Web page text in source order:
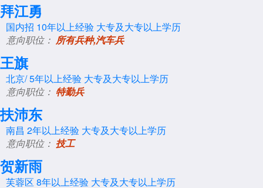
拜江勇
国内招 10年以上经验 大专及大专以上学历
意向职位： 所有兵种,汽车兵
王旗
北京/5年以上经验 大专及大专以上学历
意向职位： 特勤兵
扶沛东
南昌 2年以上经验 大专及大专以上学历
意向职位： 技工
贺新雨
芙蓉区 8年以上经验 大专及大专以上学历